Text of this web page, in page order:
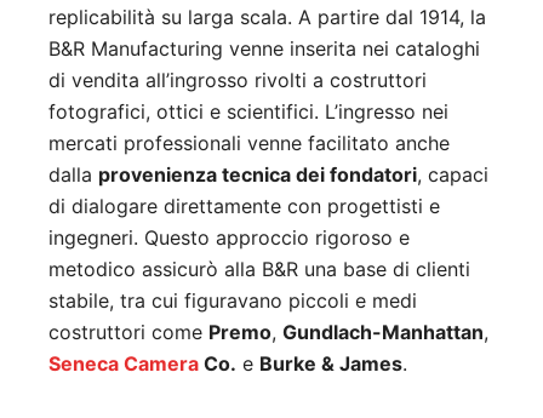
replicabilità su larga scala. A partire dal 1914, la
B&R Manufacturing venne inserita nei cataloghi
di vendita all’ingrosso rivolti a costruttori
fotografici, ottici e scientifici. L’ingresso nei
mercati professionali venne facilitato anche
dalla provenienza tecnica dei fondatori, capaci
di dialogare direttamente con progettisti e
ingegneri. Questo approccio rigoroso e
metodico assicurò alla B&R una base di clienti
stabile, tra cui figuravano piccoli e medi
costruttori come Premo, Gundlach-Manhattan,
Seneca Camera Co. e Burke & James.